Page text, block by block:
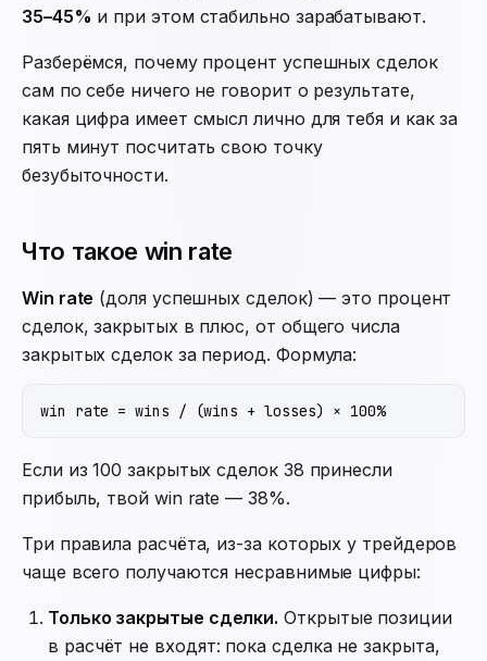
35–45% и при этом стабильно зарабатывают.
Разберёмся, почему процент успешных сделок
сам по себе ничего не говорит о результате,
какая цифра имеет смысл лично для тебя и как за
пять минут посчитать свою точку
безубыточности.
Что такое win rate
Win rate (доля успешных сделок) — это процент
сделок, закрытых в плюс, от общего числа
закрытых сделок за период. Формула:
win rate = wins / (wins + losses) × 100%
Если из 100 закрытых сделок 38 принесли
прибыль, твой win rate — 38%.
Три правила расчёта, из-за которых у трейдеров
чаще всего получаются несравнимые цифры:
Только закрытые сделки. Открытые позиции
в расчёт не входят: пока сделка не закрыта,